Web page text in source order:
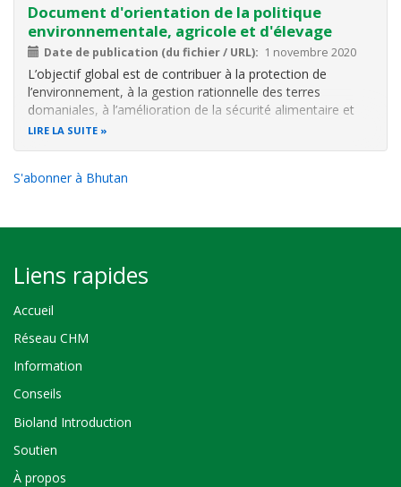
Document d'orientation de la politique
environnementale, agricole et d'élevage
Date de publication (du fichier / URL) 1 novembre 2020
L’objectif global est de contribuer à la protection de
l’environnement, à la gestion rationnelle des terres
domaniales, à l’amélioration de la sécurité alimentaire et
nutritionnelle durable pour tous, l’augmentation des
LIRE LA SUITE
S'abonner à Bhutan
Liens rapides
Accueil
Réseau CHM
Information
Conseils
Bioland Introduction
Soutien
À propos